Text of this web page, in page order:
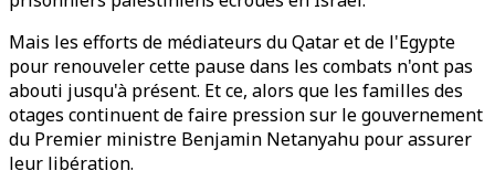
Mais les efforts de médiateurs du Qatar et de l'Egypte
pour renouveler cette pause dans les combats n'ont pas
abouti jusqu'à présent. Et ce, alors que les familles des
otages continuent de faire pression sur le gouvernement
du Premier ministre Benjamin Netanyahu pour assurer
leur libération.